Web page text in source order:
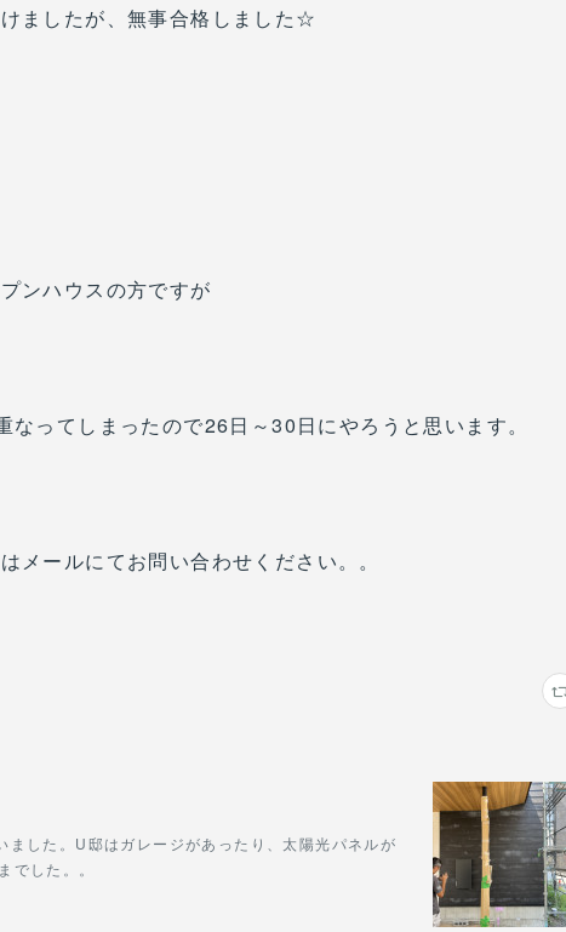
ましたが、無事合格しました☆
ンハウスの方ですが
ってしまったので26日～30日にやろうと思います。
メールにてお問い合わせください。。
した。U邸はガレージがあったり、太陽光パネルが
でした。。